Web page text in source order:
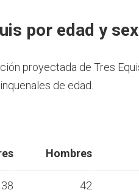
por edad y
proyectada de Tres
de edad.
Hombres
38 42